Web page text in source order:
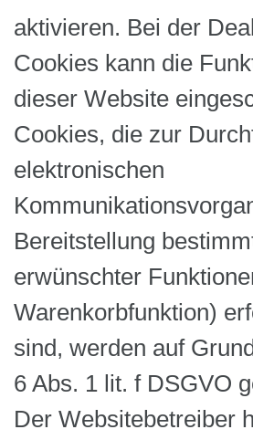
aktivieren. Bei der
Cookies kann die
dieser Website
Cookies, die zur
elektronischen
Bereitstellung
erwünschter
Warenkorbfunktion)
sind, werden auf
6 Abs. 1 lit. f DSGVO
Der Websitebetreiber